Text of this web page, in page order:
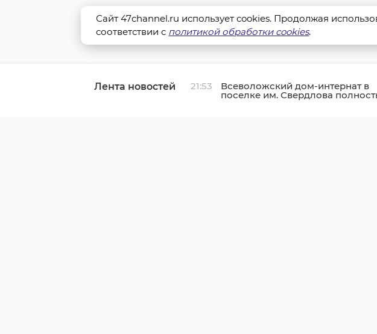
Лента новостей 21:53 Всеволожский дом-интернат в
поселке им. Свердлова
отремонтируют осенью
Сайт 47channel.ru использует cookies. Продолжая
соответствии с политикой обработки cookies.